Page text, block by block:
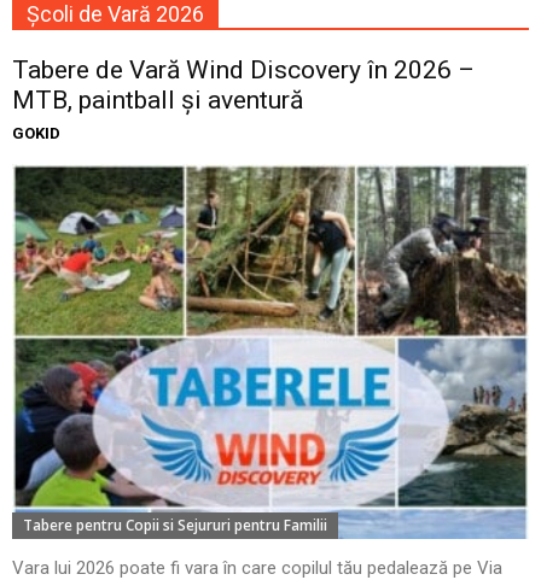
Școli de Vară 2026
Tabere de Vară Wind Discovery în 2026 –
MTB, paintball și aventură
GOKID
Tabere pentru Copii si Sejururi pentru Familii
Vara lui 2026 poate fi vara în care copilul tău pedalează pe Via